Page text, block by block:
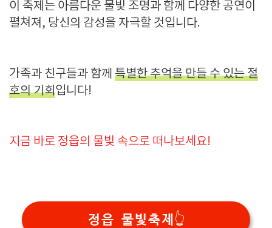
이 축제는 아름다운 물빛 조명과 함께 다양한 공연이
펼쳐져, 당신의 감성을 자극할 것입니다.
가족과 친구들과 함께 특별한 추억을 만들 수 있는 절
호의 기회입니다!
지금 바로 정읍의 물빛 속으로 떠나보세요!
정읍 물빛축제👆